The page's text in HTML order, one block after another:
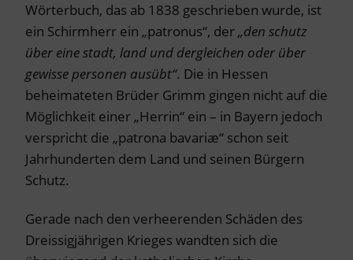
Wörterbuch, das ab 1838 geschrieben wurde, ist
ein Schirmherr ein „patronus“, der„den schutz
über eine stadt, land und dergleichen oder über
gewisse personen ausübt“. Die in Hessen
beheimateten Brüder Grimm gingen nicht auf die
Möglichkeit einer „Herrin“ ein – in Bayern jedoch
verspricht die „patrona bavariæ“ schon seit
Jahrhunderten dem Land und seinen Bürgern
Schutz.
Gerade nach den verheerenden Schäden des
Dreissigjährigen Krieges wandten sich die